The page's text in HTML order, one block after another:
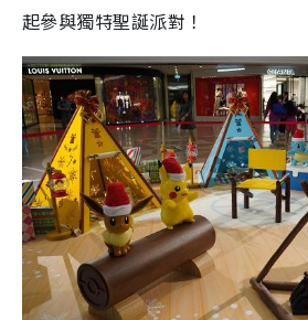
起參與獨特聖誕派對！